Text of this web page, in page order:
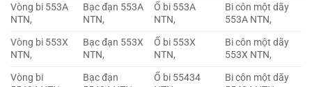
Vòng bi 553A
NTN,
Bạc đạn 553A
NTN,
Ổ bi 553A
NTN,
Bi côn một dãy
553A NTN,
Vòng bi 553X
NTN,
Bạc đạn 553X
NTN,
Ổ bi 553X
NTN,
Bi côn một dãy
553X NTN,
Vòng bi
Bạc đạn
Ổ bi 55434
Bi côn một dãy